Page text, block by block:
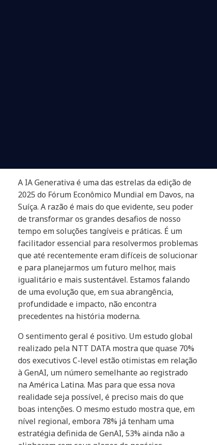
A IA Generativa é uma das estrelas da edição de
2025 do Fórum Econômico Mundial em Davos, na
Suíça. A razão é mais do que evidente, seu poder
de transformar os grandes desafios de nosso
tempo em soluções tangíveis e práticas. É um
facilitador essencial para resolvermos problemas
que até recentemente eram difíceis de solucionar
e para planejarmos um futuro melhor, mais
igualitário e mais sustentável. Estamos falando
de uma evolução que, em sua abrangência,
profundidade e impacto, não encontra
precedentes na história moderna.
O sentimento geral é positivo. Um estudo global
realizado pela NTT DATA mostra que quase 70%
dos executivos C-level estão otimistas em relação
à GenAI, um número semelhante ao registrado
na América Latina. Mas para que essa nova
realidade seja possível, é preciso mais do que
boas intenções. O mesmo estudo mostra que, em
nível regional, embora 78% já tenham uma
estratégia definida de GenAI, 53% ainda não a